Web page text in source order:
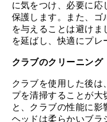
に気をつけ、必要に応
保護します。また、ゴ
を与えることは避け
を延ばし、快適にプレ
クラブのクリーニング
クラブを使用した後は
プを清掃することが大
と、クラブの性能に
ヘッドは柔らかいブラ